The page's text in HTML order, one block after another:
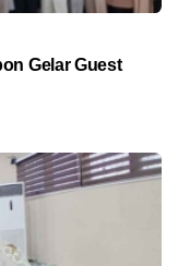
Gelar Guest